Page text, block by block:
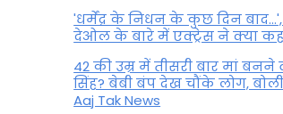
'धर्मेंद्र के निधन के कुछ दिन
देओल के बारे में एक्ट्रेस ने क्या
42 की उम्र में तीसरी बार मां बनने
सिंह? बेबी बंप देख चौंके लोग,
Aaj Tak News